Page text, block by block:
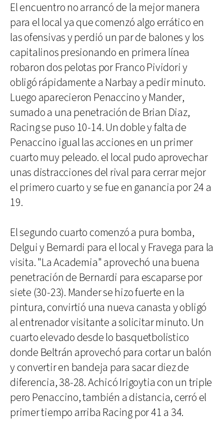
El encuentro no arrancó de la mejor manera
para el local ya que comenzó algo errático en
las ofensivas y perdió un par de balones y los
capitalinos presionando en primera línea
robaron dos pelotas por Franco Pividori y
obligó rápidamente a Narbay a pedir minuto.
Luego aparecieron Penaccino y Mander,
sumado a una penetración de Brian Diaz,
Racing se puso 10-14. Un doble y falta de
Penaccino igual las acciones en un primer
cuarto muy peleado. el local pudo aprovechar
unas distracciones del rival para cerrar mejor
el primero cuarto y se fue en ganancia por 24 a
19.
El segundo cuarto comenzó a pura bomba,
Delgui y Bernardi para el local y Fravega para la
visita. "La Academia" aprovechó una buena
penetración de Bernardi para escaparse por
siete (30-23). Mander se hizo fuerte en la
pintura, convirtió una nueva canasta y obligó
al entrenador visitante a solicitar minuto. Un
cuarto elevado desde lo basquetbolistico
donde Beltrán aprovechó para cortar un balón
y convertir en bandeja para sacar diez de
diferencia, 38-28. Achicó Irigoytia con un triple
pero Penaccino, también a distancia, cerró el
primer tiempo arriba Racing por 41 a 34.